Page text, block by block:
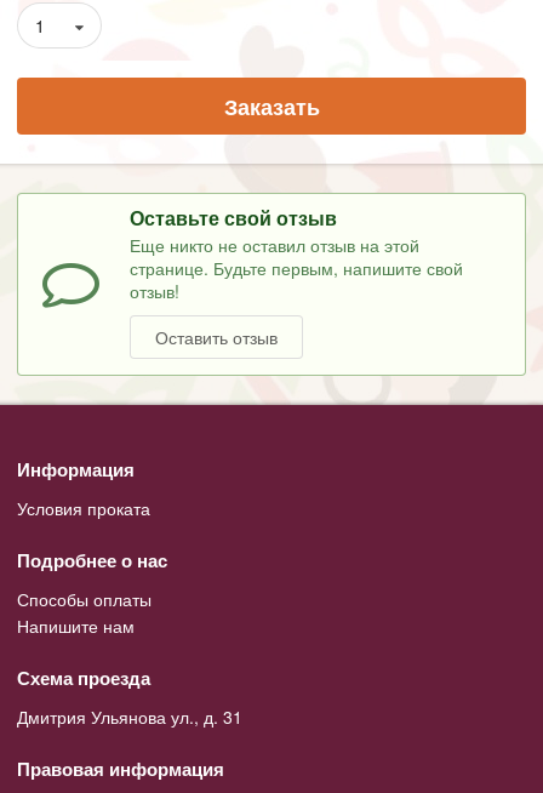
1
Заказать
Оставьте свой отзыв
Еще никто не оставил отзыв на этой
странице. Будьте первым, напишите свой
отзыв!
Оставить отзыв
Информация
Условия проката
Подробнее о нас
Способы оплаты
Напишите нам
Схема проезда
Дмитрия Ульянова ул., д. 31
Правовая информация